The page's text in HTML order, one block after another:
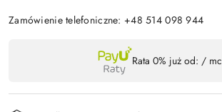
Zamówienie telefoniczne: +48 514 098 944
płatność
Rata 0% już od: / mc